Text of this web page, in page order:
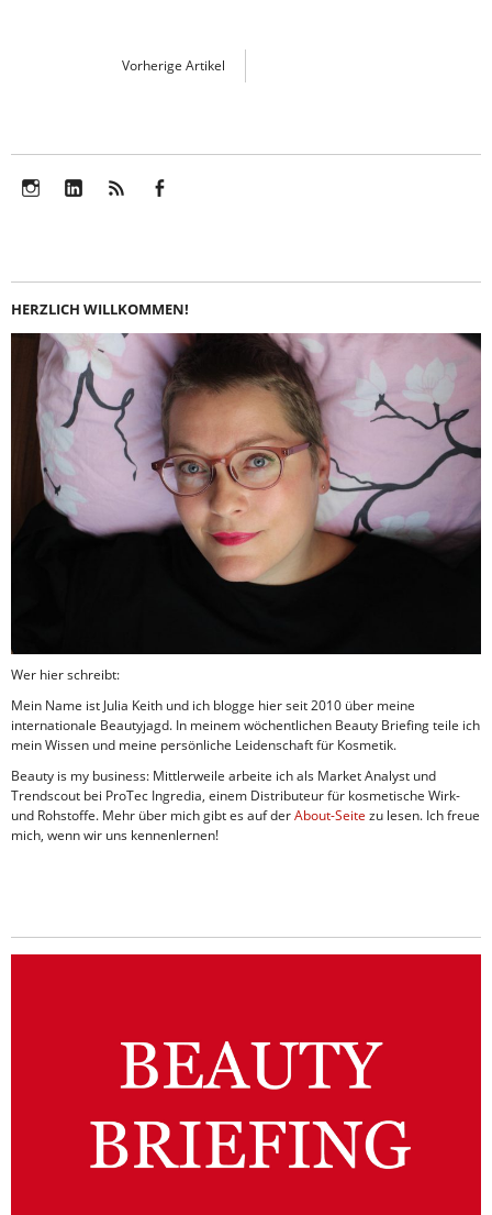
Vorherige Artikel
HERZLICH WILLKOMMEN!
Wer hier schreibt:
Mein Name ist Julia Keith und ich blogge hier seit 2010 über meine
internationale Beautyjagd. In meinem wöchentlichen Beauty Briefing teile ich
mein Wissen und meine persönliche Leidenschaft für Kosmetik.
Beauty is my business: Mittlerweile arbeite ich als Market Analyst und
Trendscout bei ProTec Ingredia, einem Distributeur für kosmetische Wirk-
und Rohstoffe. Mehr über mich gibt es auf derAbout-Seite zu lesen. Ich freue
mich, wenn wir uns kennenlernen!